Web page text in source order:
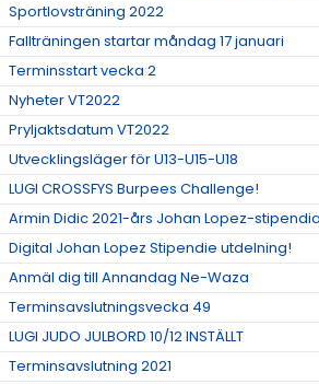
Sportlovsträning 2022
Fallträningen startar måndag 17 januari
Terminsstart vecka 2
Nyheter VT2022
Pryljaktsdatum VT2022
Utvecklingsläger för U13-U15-U18
LUGI CROSSFYS Burpees Challenge!
Armin Didic 2021-års Johan Lopez-
Digital Johan Lopez Stipendie utdelning!
Anmäl dig till Annandag Ne-Waza
Terminsavslutningsvecka 49
LUGI JUDO JULBORD 10/12 INSTÄLLT
Terminsavslutning 2021